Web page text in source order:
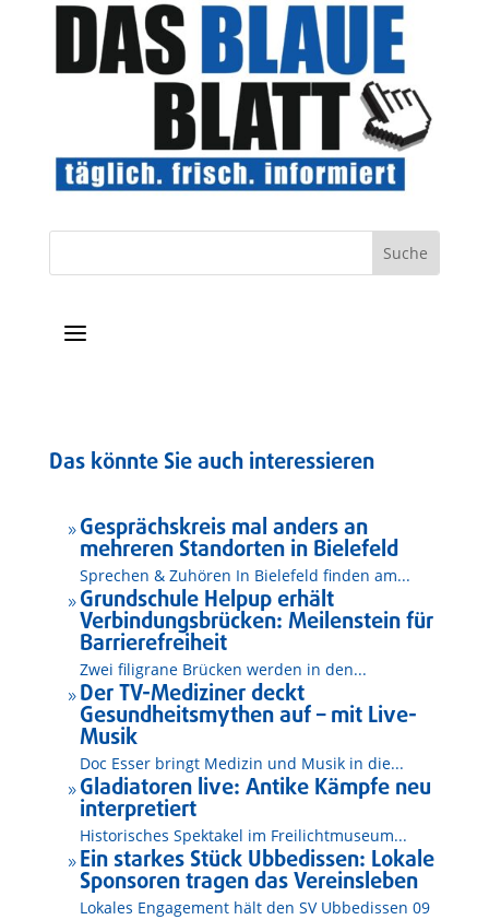
a
Das könnte Sie auch interessieren
9 Gesprächskreis mal anders an
mehreren Standorten in Bielefeld
Sprechen & Zuhören In Bielefeld finden am...
9 Grundschule Helpup erhält
Verbindungsbrücken: Meilenstein für
Barrierefreiheit
Zwei filigrane Brücken werden in den...
9 Der TV-Mediziner deckt
Gesundheitsmythen auf – mit Live-
Musik
Doc Esser bringt Medizin und Musik in die...
9 Gladiatoren live: Antike Kämpfe neu
interpretiert
Historisches Spektakel im Freilichtmuseum...
9 Ein starkes Stück Ubbedissen: Lokale
Sponsoren tragen das Vereinsleben
Lokales Engagement hält den SV Ubbedissen 09